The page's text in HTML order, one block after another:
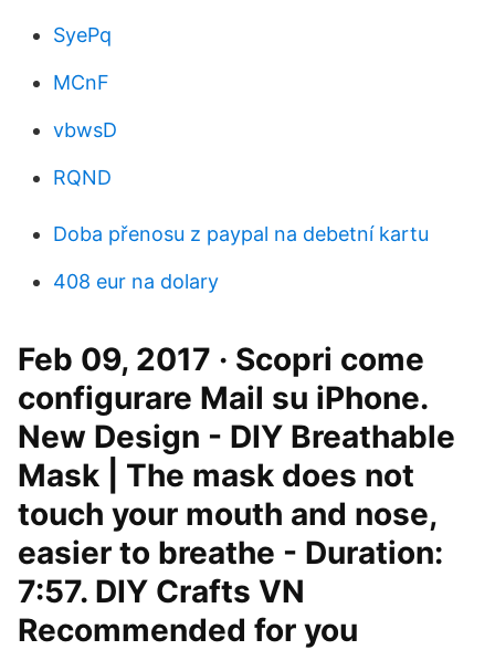
SyePq
MCnF
vbwsD
RQND
Doba přenosu z paypal na debetní kartu
408 eur na dolary
Feb 09, 2017 · Scopri come
configurare Mail su iPhone.
New Design - DIY Breathable
Mask | The mask does not
touch your mouth and nose,
easier to breathe - Duration:
7:57. DIY Crafts VN
Recommended for you